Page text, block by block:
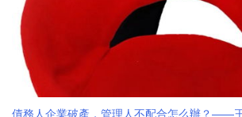
債務人企業破產，管理人不配合怎么辦？——